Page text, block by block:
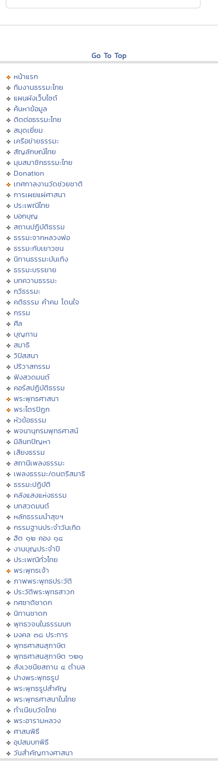
Go To Top
หน้าแรก
ทีมงานธรรมะไทย
แผนผังเว็บไซต์
ค้นหาข้อมูล
ติดต่อธรรมะไทย
สมุดเยี่ยม
เครือข่ายธรรมะ
สัญลักษณ์ไทย
มุมสมาชิกธรรมะไทย
Donation
เทศกาลงานวัดช่วยชาติ
การเผยแผ่ศาสนา
ประเพณีไทย
บอกบุญ
สถานปฏิบัติธรรม
ธรรมะจากหลวงพ่อ
ธรรมะกับเยาวชน
นิทานธรรมะบันเทิง
ธรรมะบรรยาย
บทความธรรมะ
กวีธรรมะ
คติธรรม คำคม โดนใจ
กรรม
ศีล
บุญทาน
สมาธิ
วิปัสสนา
ปริวาสกรรม
ฟังสวดมนต์
คอร์สปฏิบัติธรรม
พระพุทธศาสนา
พระไตรปิฏก
หัวข้อธรรม
พจนานุกรมพุทธศาสน์
มิลินทปัญหา
เสียงธรรม
สถานีเพลงธรรมะ
เพลงธรรมะ/ดนตรีสมาธิ
ธรรมะปฏิบัติ
คลังแสงแห่งธรรม
บทสวดมนต์
หลักธรรมนำสุขฯ
กรรมฐานประจำวันเกิด
ฮีต ๑๒ คอง ๑๔
งานบุญประจำปี
ประเพณีทั่วไทย
พระพุทธเจ้า
ภาพพระพุทธประวัติ
ประวัติพระพุทธสาวก
ทศชาติชาดก
นิทานชาดก
พุทธวจนในธรรมบท
มงคล ๓๘ ประการ
พุทธศาสนสุภาษิต
พุทธศาสนสุภาษิต ๖๒๑
สังเวชนียสถาน ๔ ตำบล
ปางพระพุทธรูป
พระพุทธรูปสำคัญ
พระพุทธศาสนาในไทย
ทำเนียบวัดไทย
พระอารามหลวง
ศาสนพิธี
อุปสมบทพิธี
วันสำคัญทางศาสนา